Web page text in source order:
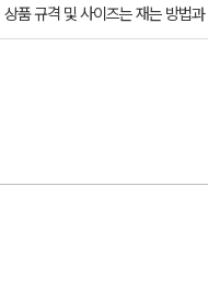
상품 규격 및 사이즈는 재는 방법